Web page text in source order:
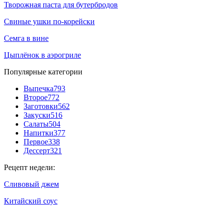
Творожная паста для бутербродов
Свиные ушки по-корейски
Семга в вине
Цыплёнок в аэрогриле
Популярные категории
Выпечка793
Второе772
Заготовки562
Закуски516
Салаты504
Напитки377
Первое338
Дессерт321
Рецепт недели:
Сливовый джем
Китайский соус